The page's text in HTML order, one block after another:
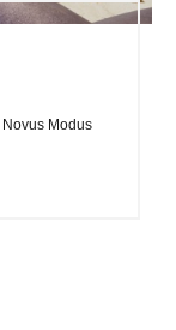
Novus Modus